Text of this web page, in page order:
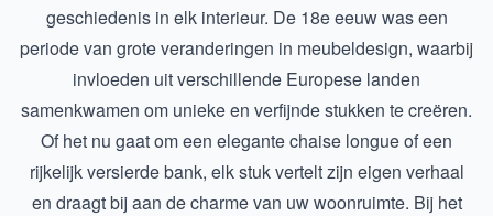
geschiedenis in elk interieur. De 18e eeuw was een
periode van grote veranderingen in meubeldesign, waarbij
invloeden uit verschillende Europese landen
samenkwamen om unieke en verfijnde stukken te creëren.
Of het nu gaat om een elegante chaise longue of een
rijkelijk versierde bank, elk stuk vertelt zijn eigen verhaal
en draagt bij aan de charme van uw woonruimte. Bij het